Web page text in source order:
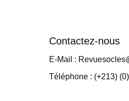
Contactez-nous
E-Mail :
Téléphone : (+213)